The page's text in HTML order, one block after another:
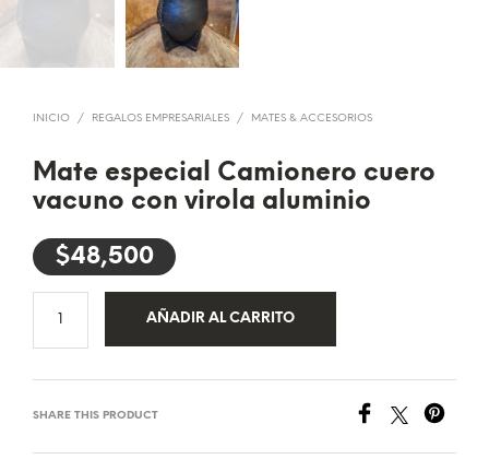
INICIO / REGALOS EMPRESARIALES / MATES & ACCESORIOS
Mate especial Camionero cuero
vacuno con virola aluminio
$48,500
AÑADIR AL CARRITO
SHARE THIS PRODUCT